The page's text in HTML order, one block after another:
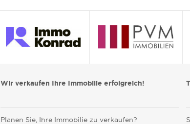
Wir verkaufen Ihre Immobilie erfolgreich!
Planen Sie, Ihre Immobilie zu verkaufen?